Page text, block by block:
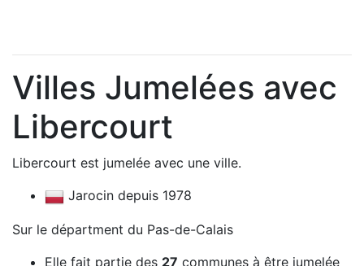
Villes Jumelées avec
Libercourt
Libercourt est jumelée avec une ville.
Jarocin depuis 1978
Sur le départment du Pas-de-Calais
Elle fait partie des 27 communes à être jumelée